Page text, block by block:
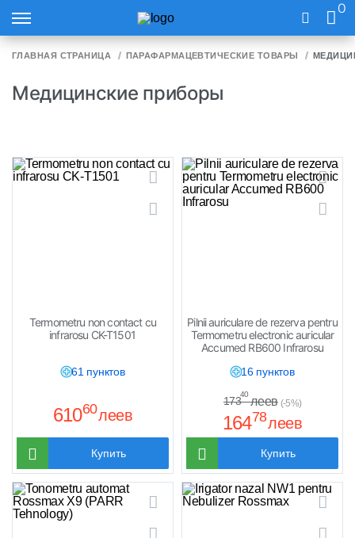
0
ГЛАВНАЯ СТРАНИЦА ПАРАФАРМАЦЕВТИЧЕСКИЕ ТОВАРЫ
Медицинские приборы
Termometru non contact cu
infrarosu CK-T1501
61 пунктов
61060леев
Купить
Pilnii auriculare de rezerva pentru
Termometru electronic auricular
Accumed RB600 Infrarosu
16 пунктов
16478леев
173
40
леев (-5%)
Купить